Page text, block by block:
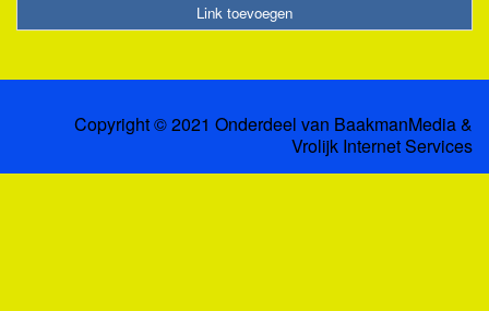
Link toevoegen
Copyright © 2021 Onderdeel van BaakmanMedia&
Vrolijk Internet Services